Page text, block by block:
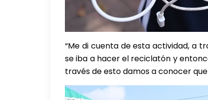
“Me di cuenta de esta actividad, a
se iba a hacer el reciclatón y
través de esto damos a conocer